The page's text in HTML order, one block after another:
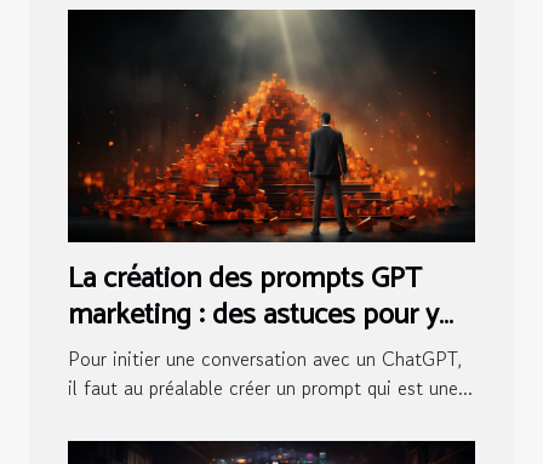
La création des prompts GPT
marketing : des astuces pour y
arriver
Pour initier une conversation avec un ChatGPT,
il faut au préalable créer un prompt qui est une...